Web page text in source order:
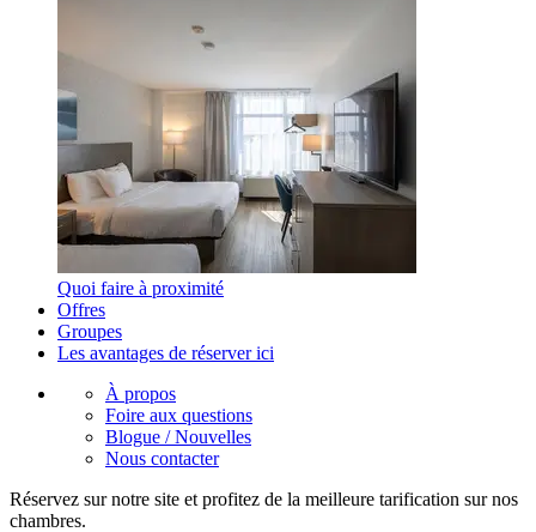
Quoi faire à proximité
Offres
Groupes
Les avantages de réserver ici
À propos
Foire aux questions
Blogue / Nouvelles
Nous contacter
Réservez sur notre site et profitez de la meilleure tarification sur nos
chambres.